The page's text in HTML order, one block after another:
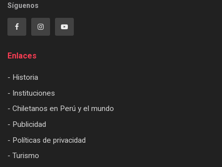
Síguenos
Enlaces
- Historia
- Instituciones
- Chiletanos en Perú y el mundo
- Publicidad
- Políticas de privacidad
- Turismo